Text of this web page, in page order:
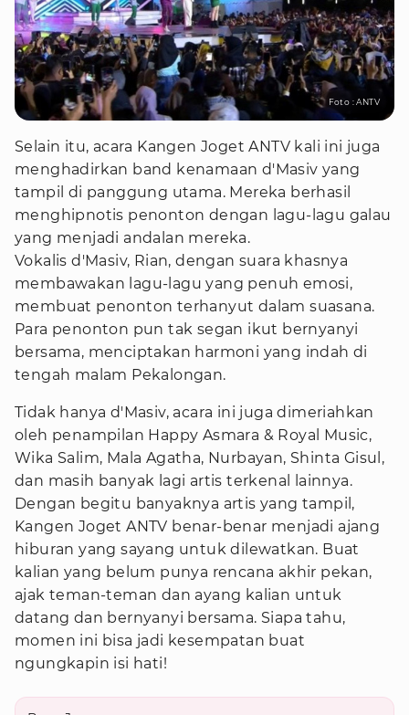
Foto : ANTV
Selain itu, acara Kangen Joget ANTV kali ini juga
menghadirkan band kenamaan d'Masiv yang
tampil di panggung utama. Mereka berhasil
menghipnotis penonton dengan lagu-lagu galau
yang menjadi andalan mereka.
Vokalis d'Masiv, Rian, dengan suara khasnya
membawakan lagu-lagu yang penuh emosi,
membuat penonton terhanyut dalam suasana.
Para penonton pun tak segan ikut bernyanyi
bersama, menciptakan harmoni yang indah di
tengah malam Pekalongan.
Tidak hanya d'Masiv, acara ini juga dimeriahkan
oleh penampilan Happy Asmara & Royal Music,
Wika Salim, Mala Agatha, Nurbayan, Shinta Gisul,
dan masih banyak lagi artis terkenal lainnya.
Dengan begitu banyaknya artis yang tampil,
Kangen Joget ANTV benar-benar menjadi ajang
hiburan yang sayang untuk dilewatkan. Buat
kalian yang belum punya rencana akhir pekan,
ajak teman-teman dan ayang kalian untuk
datang dan bernyanyi bersama. Siapa tahu,
momen ini bisa jadi kesempatan buat
ngungkapin isi hati!